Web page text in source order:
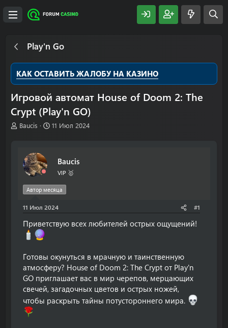
Play'n Go
КАК ОСТАВИТЬ ЖАЛОБУ НА КАЗИНО
Игровой автомат House of Doom 2: The
Crypt (Play'n GO)
А
Baucis
Д
а
а
11 Июл 2024
Baucis
VIP 🥇
Автор месяца
11 Июл 2024 #1
Приветствую всех любителей острых ощущений!
Готовы окунуться в мрачную и таинственную
атмосферу? House of Doom 2: The Crypt от Play'n
GO приглашает вас в мир черепов, мерцающих
свечей, загадочных цветов и острых ножей,
чтобы раскрыть тайны потустороннего мира.